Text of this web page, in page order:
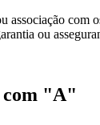
com
ou
com "A"